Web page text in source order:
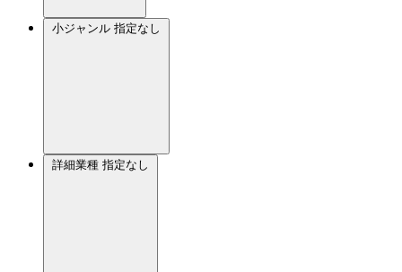
小ジャンル 指定なし
詳細業種 指定なし